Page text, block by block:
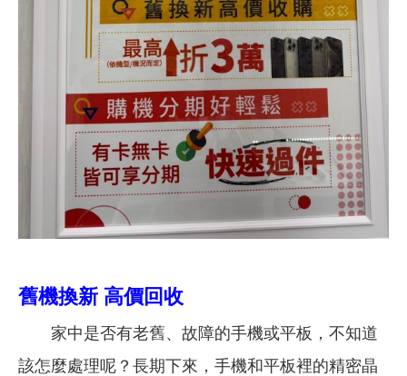
舊機換新 高價回收
家中是否有老舊、故障的手機或平板，不知道
該怎麼處理呢？長期下來，手機和平板裡的精密晶